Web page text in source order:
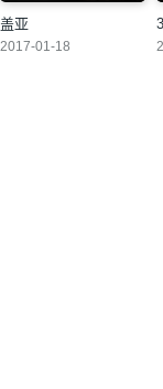
盖亚
2017-01-18